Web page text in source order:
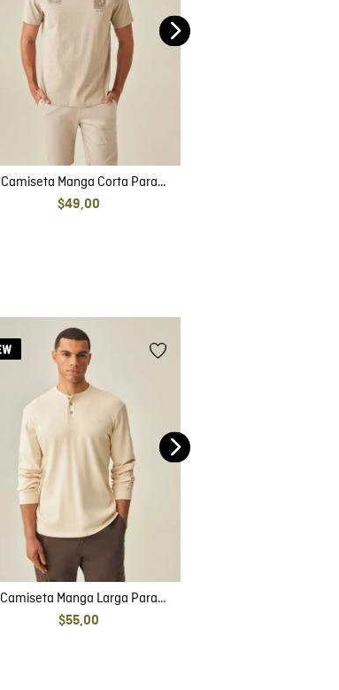
Camiseta Manga Corta Para
Hombre
$49,00
Camiseta Manga Larga Para
Hombre
$55,00